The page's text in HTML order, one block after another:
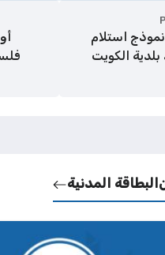
استلام
بلدية الكويت
البطاقة المدنية